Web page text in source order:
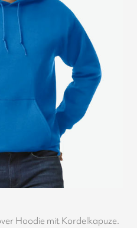
Hoodie mit Kordelkapuze.